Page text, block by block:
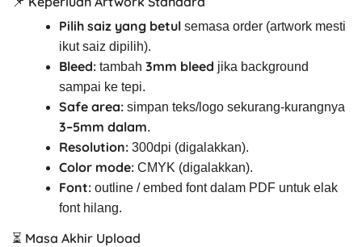
Pilih saiz yang betul semasa order (artwork mesti
ikut saiz dipilih).
Bleed: tambah 3mm bleed jika background
sampai ke tepi.
Safe area: simpan teks/logo sekurang-kurangnya
3–5mm dalam.
Resolution: 300dpi (digalakkan).
Color mode: CMYK (digalakkan).
Font: outline / embed font dalam PDF untuk elak
font hilang.
⏳ Masa Akhir Upload